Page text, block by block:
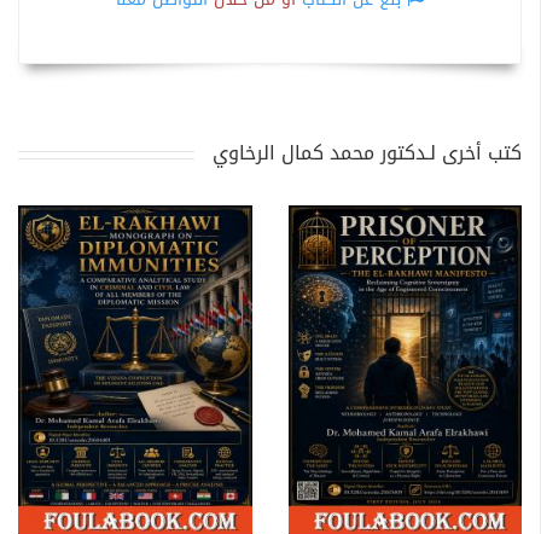
كتب أخرى لـدكتور محمد كمال الرخاوي